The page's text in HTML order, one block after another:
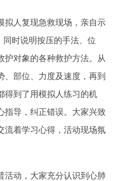
拟人复现急救现场，亲自示
同时说明按压的手法、位
护对象的各种救护方法。从
、部位、力度及速度，再到
得到了用模拟人练习的机
指导，纠正错误。大家兴致
流着学习心得，活动现场氛
活动，大家充分认识到心肺